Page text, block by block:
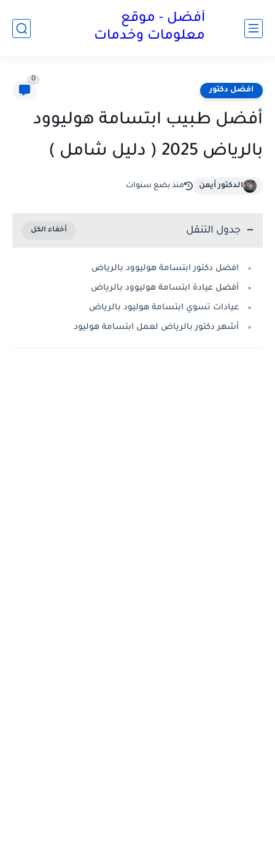
أفضل - موقع
معلومات وخدمات
افضل دكتور
0
أفضل طبيب ابتسامة هوليوود
بالرياض 2025 ( دليل شامل )
الدكتور أيمن منذ بضع سنوات
جدول التنقل
افضل دكتور ابتسامة هوليوود بالرياض
أفضل عيادة ابتسامة هوليوود بالرياض
عيادات تسوي ابتسامة هوليود بالرياض
أشهر دكتور بالرياض لعمل ابتسامة هوليود